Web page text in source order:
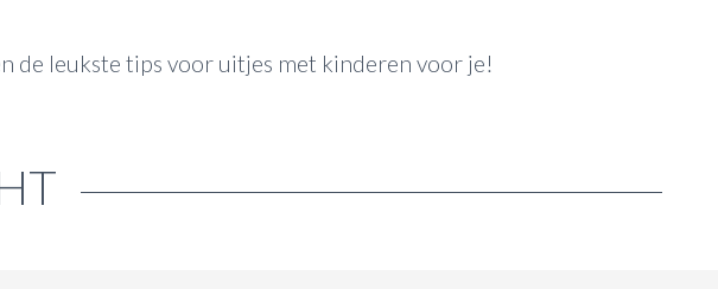
de leukste tips voor uitjes met kinderen voor je!